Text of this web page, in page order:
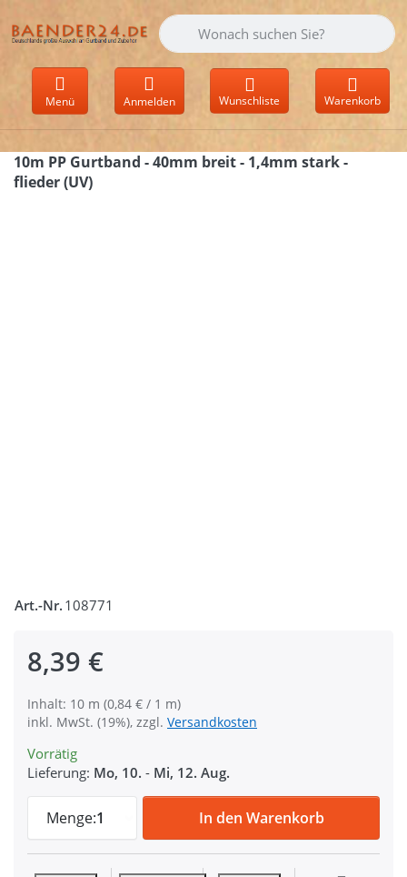
Geben Sie einen Suchbegriff ein.
Menü Anmelden Wunschliste Warenkorb
10m PP Gurtband - 40mm breit - 1,4mm stark -
flieder (UV)
Art.-Nr. 108771
8,39 €
Inhalt: 10 m (0,84 € / 1 m)
inkl. MwSt. (19%), zzgl. Versandkosten
Vorrätig
Lieferung: Mo, 10. - Mi, 12. Aug.
Menge:1
10m PP Gurtband - 40mm breit - 1,4mm
In den Warenkorb